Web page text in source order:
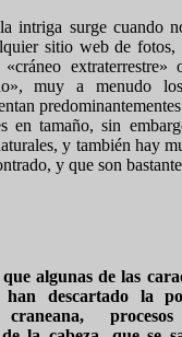
intriga surge cuando
sitio web de fotos,
extraterrestre»
muy a menudo
en tamaño, sin
y también hay
y que son
algunas de las
han descartado la
craneana,